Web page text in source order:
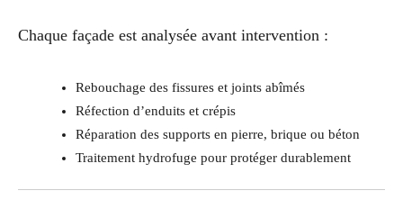
Chaque façade est analysée avant intervention :
Rebouchage des fissures et joints abîmés
Réfection d’enduits et crépis
Réparation des supports en pierre, brique ou béton
Traitement hydrofuge pour protéger durablement